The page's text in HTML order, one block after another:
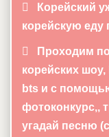
Корейский
корейскую еду
Проходим
корейских шоу,
bts и с
фотоконкурс,,
угадай песню